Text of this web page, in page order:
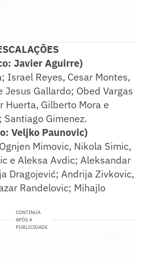
Javier Aguirre)
Israel Reyes, Cesar Montes,
Jesus Gallardo; Obed Vargas
Huerta, Gilberto Mora e
Gimenez.
Veljko Paunovic)
Mimovic, Nikola Simic,
e Aleksa Avdic; Aleksandar
Dragojević; Andrija Zivkovic,
Randelovic; Mihajlo
CONTINUA
APÓS A
PUBLICIDADE